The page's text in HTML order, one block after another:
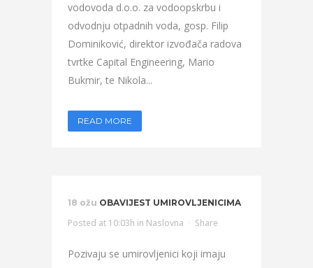
vodovoda d.o.o. za vodoopskrbu i
odvodnju otpadnih voda, gosp. Filip
Dominiković, direktor izvođača radova
tvrtke Capital Engineering, Mario
Bukmir, te Nikola...
READ MORE
18 ožu OBAVIJEST UMIROVLJENICIMA
Posted at 10:03h in Naslovna Share
Pozivaju se umirovljenici koji imaju